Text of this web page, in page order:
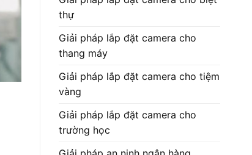
thự
Giải pháp lắp đặt camera cho
thang máy
Giải pháp lắp đặt camera cho tiệm
vàng
Giải pháp lắp đặt camera cho
trường học